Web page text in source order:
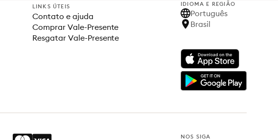
LINKS ÚTEIS
Contato e ajuda
Comprar Vale-Presente
Resgatar Vale-Presente
IDIOMA E REGIÃO
Português
Brasil
NOS SIGA